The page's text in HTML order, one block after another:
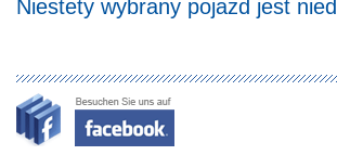
Niestety wybrany pojazd jest